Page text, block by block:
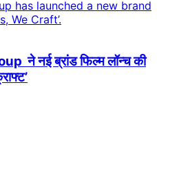
ने नई ब्रांड फिल्म लॉन्च की